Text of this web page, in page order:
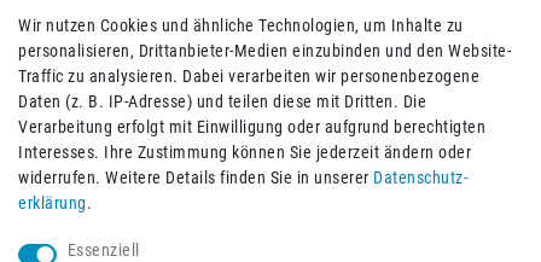
Impressum Daten­schutz­erklärung AGB
Wir nutzen Cookies und ähnliche Technologien, um Inhalte zu
personalisieren, Drittanbieter-Medien einzubinden und den Website-
Traffic zu analysieren. Dabei verarbeiten wir personenbezogene
Daten (z. B. IP-Adresse) und teilen diese mit Dritten. Die
Verarbeitung erfolgt mit Einwilligung oder aufgrund berechtigten
Interesses. Ihre Zustimmung können Sie jederzeit ändern oder
widerrufen. Weitere Details finden Sie in unserer Daten­schutz­
erklärung.
Essenziell